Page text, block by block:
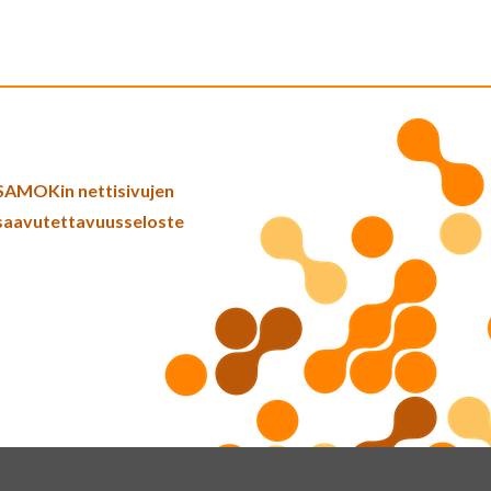
nettisivujen